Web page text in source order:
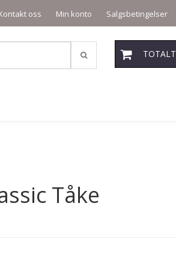
oss Min konto Salgsbetingelser
TOTALT
Tåke